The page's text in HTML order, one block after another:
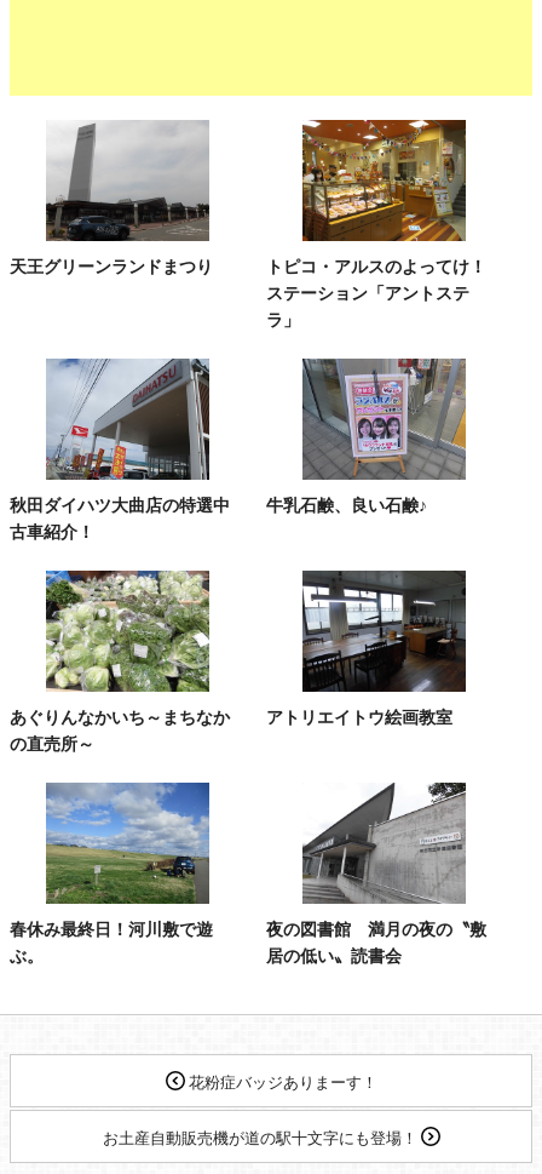
天王グリーンランドまつり
トピコ・アルスのよってけ！
ステーション「アントステ
ラ」
秋田ダイハツ大曲店の特選中
古車紹介！
牛乳石鹸、良い石鹸♪
あぐりんなかいち～まちなか
の直売所～
アトリエイトウ絵画教室
春休み最終日！河川敷で遊
ぶ。
夜の図書館 満月の夜の〝敷
居の低い〟読書会
花粉症バッジありまーす！
お土産自動販売機が道の駅十文字にも登場！